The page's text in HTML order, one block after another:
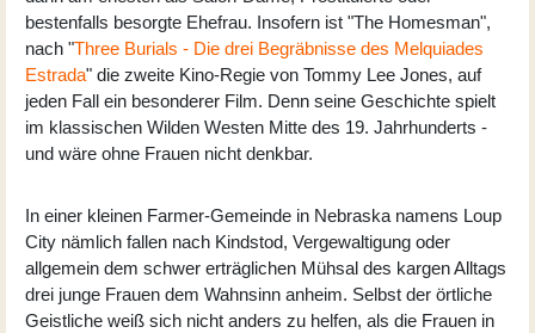
bestenfalls besorgte Ehefrau. Insofern ist "The Homesman",
nach "Three Burials - Die drei Begräbnisse des Melquiades
Estrada" die zweite Kino-Regie von Tommy Lee Jones, auf
jeden Fall ein besonderer Film. Denn seine Geschichte spielt
im klassischen Wilden Westen Mitte des 19. Jahrhunderts -
und wäre ohne Frauen nicht denkbar.
In einer kleinen Farmer-Gemeinde in Nebraska namens Loup
City nämlich fallen nach Kindstod, Vergewaltigung oder
allgemein dem schwer erträglichen Mühsal des kargen Alltags
drei junge Frauen dem Wahnsinn anheim. Selbst der örtliche
Geistliche weiß sich nicht anders zu helfen, als die Frauen in